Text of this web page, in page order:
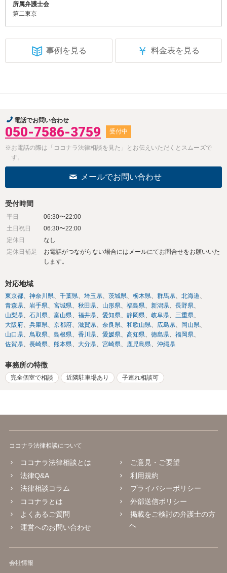
所属弁護士会
第二東京
事例を見る ￥ 料金表を見る
電話でお問い合わせ
050-7586-3759 受付中
※お電話の際は「ココナラ法律相談を見た」とお伝えいただくとスムーズで
す。
メールでお問い合わせ
受付時間
平日
06:30〜22:00
土日祝日
06:30〜22:00
定休日
なし
定休日補足
お電話がつながらない場合にはメールにてお問合せをお願いいた
します。
対応地域
東京都 神奈川県 千葉県 埼玉県 茨城県 栃木県 群馬県
北海道
青森県
岩手県 宮城県 秋田県 山形県 福島県 新潟県
長野県
山梨県
石川県 富山県 福井県 愛知県 静岡県 岐阜県
三重県
大阪府
兵庫県 京都府 滋賀県 奈良県 和歌山県 広島県
岡山県
山口県
鳥取県 島根県 香川県 愛媛県 高知県 徳島県
福岡県
佐賀県
長崎県 熊本県 大分県 宮崎県 鹿児島県 沖縄県
事務所の特徴
完全個室で相談 近隣駐車場あり 子連れ相談可
ココナラ法律相談について
ココナラ法律相談とは
法律Q&A
法律相談コラム
ココナラとは
よくあるご質問
運営へのお問い合わせ
ご意見・ご要望
利用規約
プライバシーポリシー
外部送信ポリシー
掲載をご検討の弁護士の方
へ
会社情報